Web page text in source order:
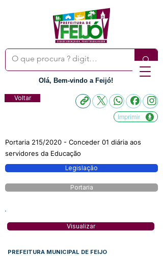
Olá, Bem-vindo a Feijó!
Voltar
Imprimir
Portaria 215/2020 - Conceder 01 diária aos
servidores da Educação
Legislação
Portaria
Visualizar
PREFEITURA MUNICIPAL DE FEIJO